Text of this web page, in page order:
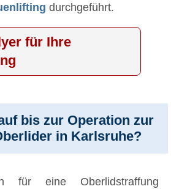
durchgeführt.
für Ihre
bis zur Operation zur
in Karlsruhe?
für eine Oberlidstraffung